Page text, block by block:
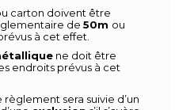
carton doivent être
de 50m ou
à cet effet.
ne doit être
endroits prévus à cet
sera suivie d’un